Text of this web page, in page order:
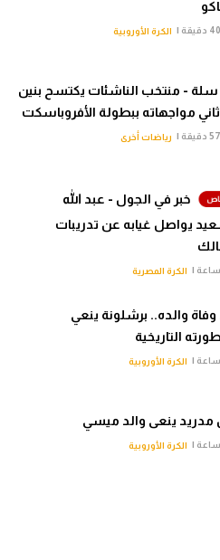
الكرة الأوروبية
سلة - منتخب الناشئات يكتسح بنين
مواجهاته ببطولة الأفروباسكت
رياضات أخرى
خبر في الجول - عبد الله
يواصل غيابه عن تدريبات
ساعة | الكرة المصرية
وفاة والده.. برشلونة ينعي
التاريخية
ساعة | الكرة الأوروبية
مدريد ينعى والد ميسي
ساعة | الكرة الأوروبية